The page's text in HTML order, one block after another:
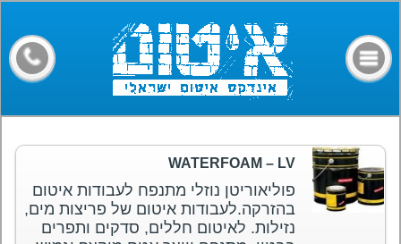
WATERFOAM – LV
פוליאוריטן נוזלי מתנפח לעבודות איטום
בהזרקה.לעבודות איטום של פריצות מים,
נזילות. לאיטום חללים, סדקים ותפרים
קבלני איטום
מאמרים